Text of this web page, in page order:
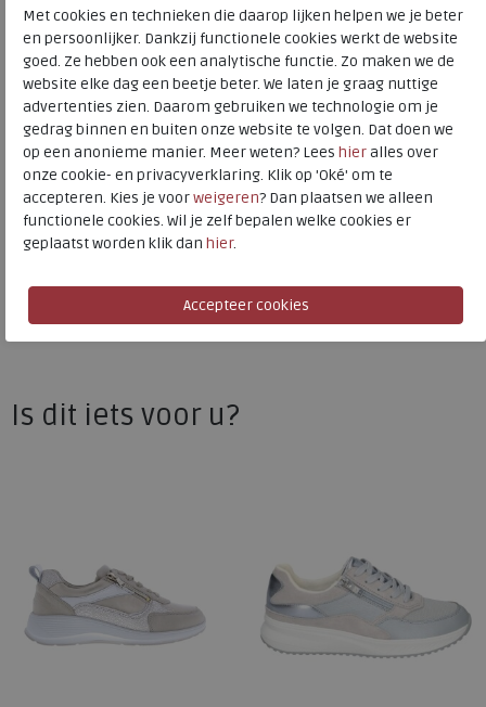
Waldlaufer
Toon alles vanWaldlaufer
Naar allesneakers / veterschoenen
Naar alleWaldlaufer sneakers / veterschoenen
Kleur Sky argento
Materiaal
Leer en nubuck
Wijdtemaat
k
Uitneembaar voetbed
ja
Is dit iets voor u?
Met cookies en technieken die daarop lijken helpen we je beter
en persoonlijker. Dankzij functionele cookies werkt de website
goed. Ze hebben ook een analytische functie. Zo maken we de
website elke dag een beetje beter. We laten je graag nuttige
advertenties zien. Daarom gebruiken we technologie om je
gedrag binnen en buiten onze website te volgen. Dat doen we
op een anonieme manier. Meer weten? Lees hieralles over
onze cookie- en privacyverklaring. Klik op 'Oké' om te
accepteren. Kies je voorweigeren? Dan plaatsen we alleen
functionele cookies. Wil je zelf bepalen welke cookies er
geplaatst worden klik dan hier.